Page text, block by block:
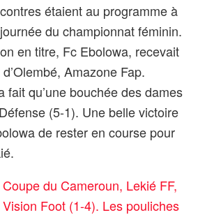
étaient au programme à
journée du championnat féminin.
en titre, Fc Ebolowa, recevait
Amazone Fap.
fait qu’une bouchée des dames
(5-1). Une belle victoire
de rester en course pour
du Cameroun, Lekié FF,
Foot (1-4). Les pouliches